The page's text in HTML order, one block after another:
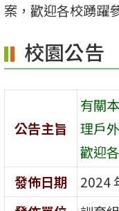
區
案，歡迎各校踴躍
校園公告
公告主旨
有關
理戶
歡迎
發佈日期
2024